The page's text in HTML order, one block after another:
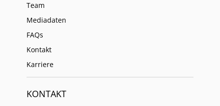
Team
Mediadaten
FAQs
Kontakt
Karriere
KONTAKT